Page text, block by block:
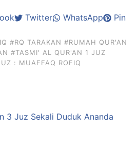
Twitter WhatsApp
Pin
#RQ TARAKAN #RUMAH QUR'AN
#TASMI' AL QUR'AN 1 JUZ
: MUAFFAQ ROFIQ